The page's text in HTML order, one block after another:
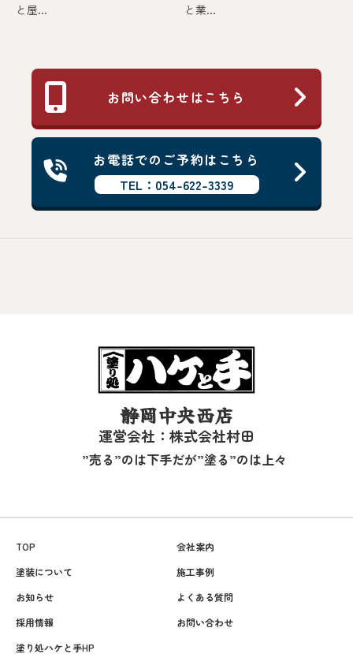
と屋...
と業...
お問い合わせはこちら
お電話でのご予約はこちら
TEL：054-622-3339
静岡中央西店
運営会社：株式会社村田
”売る”のは下手だが”塗る”のは上々
TOP
会社案内
塗装について
施工事例
お知らせ
よくある質問
採用情報
お問い合わせ
塗り処ハケと手HP